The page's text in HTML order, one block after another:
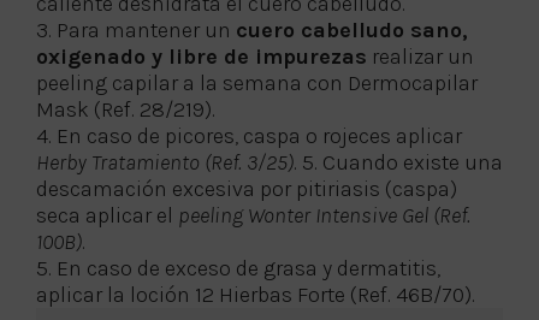
3. Para mantener un cuero cabelludo sano,
oxigenado y libre de impurezas realizar un
peeling capilar a la semana con Dermocapilar
Mask (Ref. 28/219).
4. En caso de picores, caspa o rojeces aplicar
Herby Tratamiento (Ref. 3/25). 5. Cuando existe una
descamación excesiva por pitiriasis (caspa)
seca aplicar el peeling Wonter Intensive Gel (Ref.
100B).
5. En caso de exceso de grasa y dermatitis,
aplicar la loción 12 Hierbas Forte (Ref. 46B/70).